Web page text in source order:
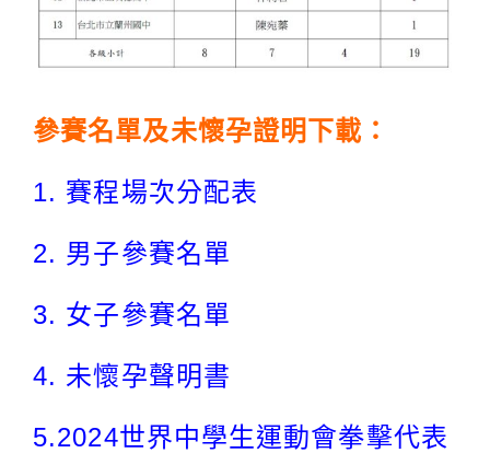
參賽名單及未懷孕證明下載：
1. 賽程場次分配表
2. 男子參賽名單
3. 女子參賽名單
4. 未懷孕聲明書
5.2024世界中學生運動會拳擊代表